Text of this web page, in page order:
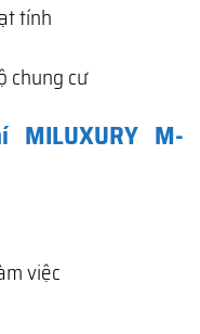
tính
chung cư
M-
việc